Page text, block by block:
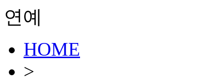
연예
HOME
>